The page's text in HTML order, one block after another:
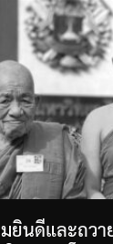
ยินดีและถวา